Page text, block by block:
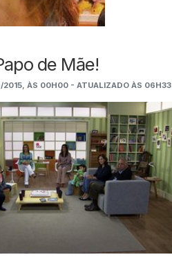
de Mãe!
2015, ÀS 00H00 - ATUALIZADO ÀS 06H33